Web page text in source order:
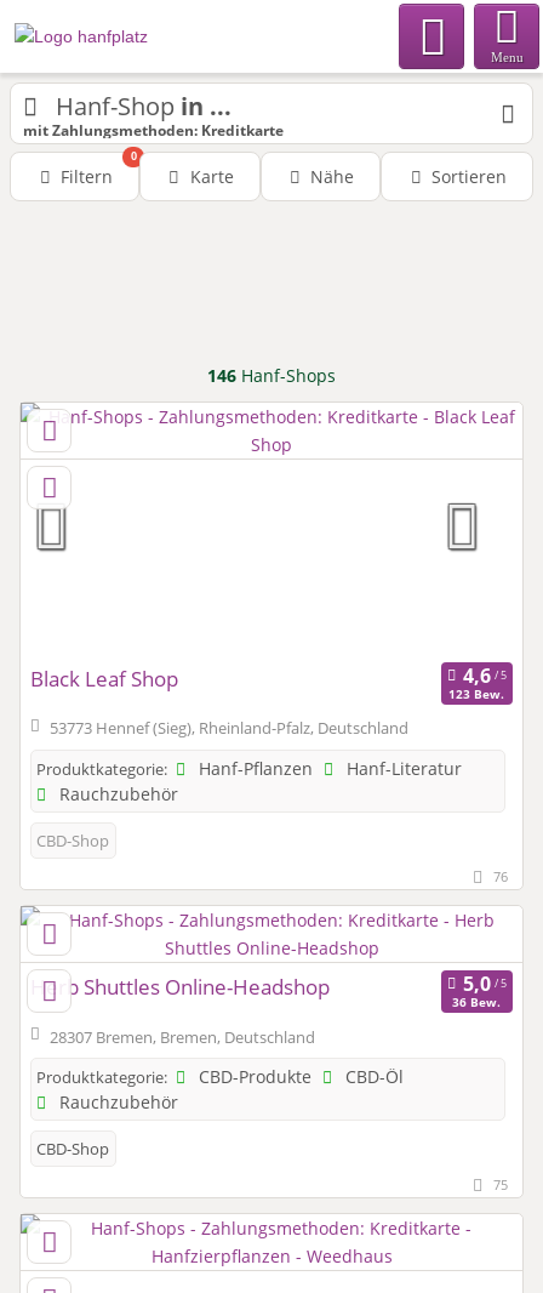
Menu
Hanf-Shop in ...
mit Zahlungsmethoden: Kreditkarte
Filtern
0
Karte Nähe Sortieren
146 Hanf-Shops
Black Leaf Shop
123 Bew.
53773 Hennef (Sieg), Rheinland-Pfalz, Deutschland
Produktkategorie:
Hanf-Pflanzen
Hanf-Literatur
Rauchzubehör
CBD-Shop
76
Herb Shuttles Online-Headshop
36 Bew.
28307 Bremen, Bremen, Deutschland
Produktkategorie:
CBD-Produkte
CBD-Öl
Rauchzubehör
CBD-Shop
75